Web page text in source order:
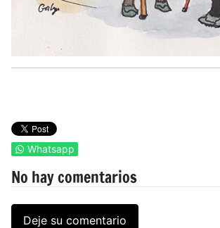
Whatsapp
No hay comentarios
Deje su comentario